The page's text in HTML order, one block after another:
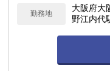
勤務地
大阪府大
野江内代